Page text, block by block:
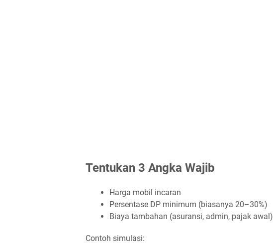
Tentukan 3 Angka Wajib
Harga mobil incaran
Persentase DP minimum (biasanya 20–30%)
Biaya tambahan (asuransi, admin, pajak awal)
Contoh simulasi: